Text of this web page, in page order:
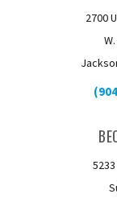
2700